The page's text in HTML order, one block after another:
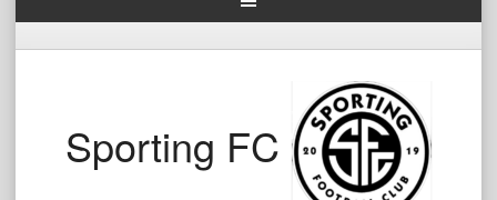
Sporting FC